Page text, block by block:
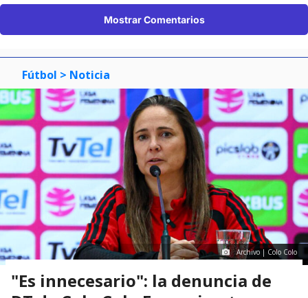
Mostrar Comentarios
Fútbol > Noticia
Archivo | Colo Colo
"Es innecesario": la denuncia de